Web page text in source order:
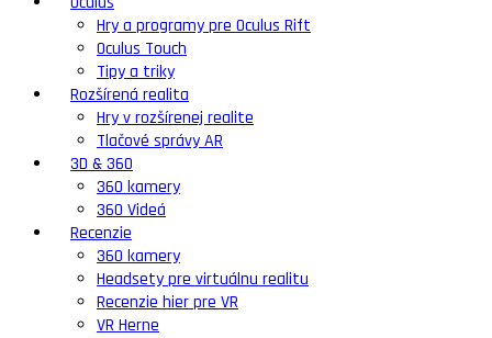
Hry a programy pre Oculus Rift
Oculus Touch
Tipy a triky
Rozšírená realita
Hry v rozšírenej realite
Tlačové správy AR
3D & 360
360 kamery
360 Videá
Recenzie
360 kamery
Headsety pre virtuálnu realitu
Recenzie hier pre VR
VR Herne